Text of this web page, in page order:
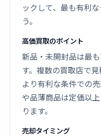
ックして、最も有利
う。
高価買取のポイント
新品・未開封品は最
す。複数の買取店で見
より有利な条件での
や品薄商品は定価以
ります。
売却タイミング